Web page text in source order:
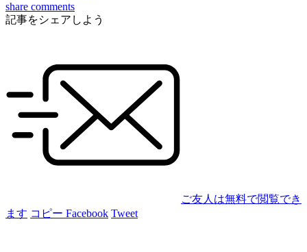
share comments
記事をシェアしよう
ご友人は無料で閲覧でき
ます コピー Facebook Tweet